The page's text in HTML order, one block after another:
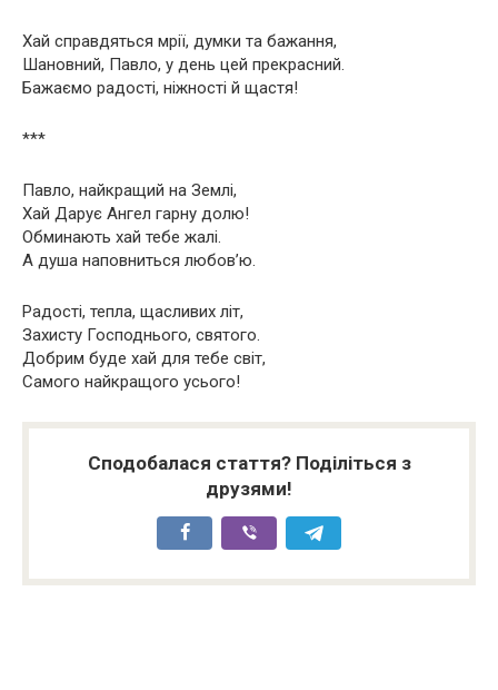
Хай справдяться мрії, думки та бажання,
Шановний, Павло, у день цей прекрасний.
Бажаємо радості, ніжності й щастя!
***
Павло, найкращий на Землі,
Хай Дарує Ангел гарну долю!
Обминають хай тебе жалі.
А душа наповниться любов’ю.
Радості, тепла, щасливих літ,
Захисту Господнього, святого.
Добрим буде хай для тебе світ,
Самого найкращого усього!
Сподобалася стаття? Поділіться з
друзями!